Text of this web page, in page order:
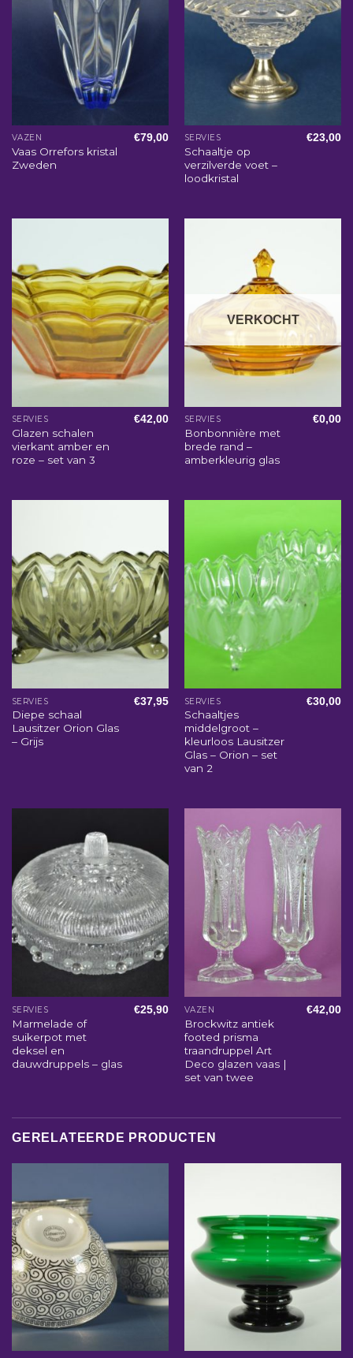
VAZEN
Vaas Orrefors kristal
Zweden
€79,00 SERVIES
Schaaltje op
verzilverde voet –
loodkristal
€23,00
SERVIES
Glazen schalen
vierkant amber en
roze – set van 3
€42,00
VERKOCHT
SERVIES
Bonbonnière met
brede rand –
amberkleurig glas
€0,00
SERVIES
Diepe schaal
Lausitzer Orion Glas
– Grijs
€37,95 SERVIES
Schaaltjes
middelgroot –
kleurloos Lausitzer
Glas – Orion – set
van 2
€30,00
SERVIES
Marmelade of
suikerpot met
deksel en
dauwdruppels – glas
€25,90 VAZEN
Brockwitz antiek
footed prisma
traandruppel Art
Deco glazen vaas |
set van twee
€42,00
GERELATEERDE PRODUCTEN